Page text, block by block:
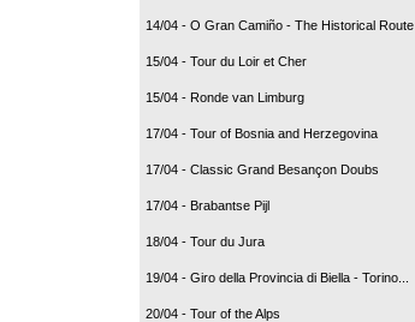
14/04 - O Gran Camiño - The Historical Route
15/04 - Tour du Loir et Cher
15/04 - Ronde van Limburg
17/04 - Tour of Bosnia and Herzegovina
17/04 - Classic Grand Besançon Doubs
17/04 - Brabantse Pijl
18/04 - Tour du Jura
19/04 - Giro della Provincia di Biella - Torino...
20/04 - Tour of the Alps